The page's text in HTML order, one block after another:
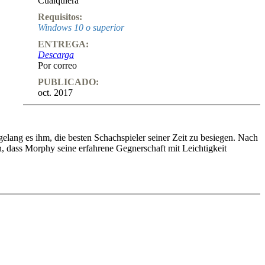
Requisitos:
Windows 10 o superior
ENTREGA:
Descarga
Por correo
PUBLICADO:
oct. 2017
es ihm, die besten Schachspieler seiner Zeit zu besiegen. Nach
Morphy seine erfahrene Gegnerschaft mit Leichtigkeit
vor und erläutert die für die Partieanlage tragenden Konzepte.
Genies aus New Orleans sowie eine ausführliche Biographie